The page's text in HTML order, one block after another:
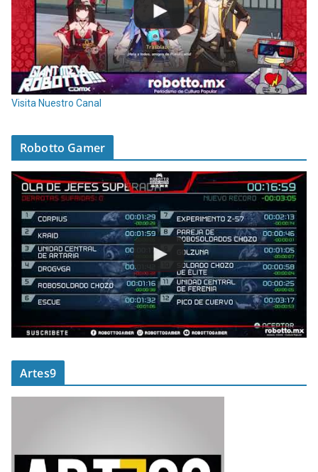
Visita Nuestro Canal
Robotto Gamer
Artes9